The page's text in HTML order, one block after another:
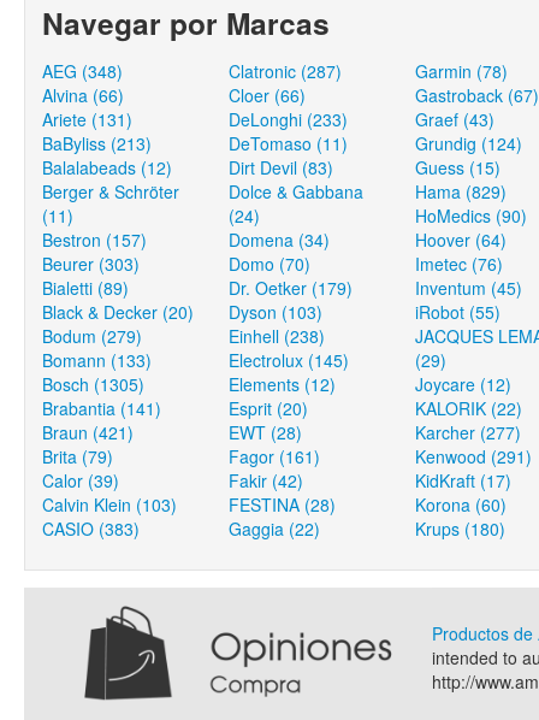
Navegar por Marcas
AEG (348)
Alvina (66)
Ariete (131)
BaByliss (213)
Balalabeads (12)
Berger & Schröter
(11)
Bestron (157)
Beurer (303)
Bialetti (89)
Black & Decker (20)
Bodum (279)
Bomann (133)
Bosch (1305)
Brabantia (141)
Braun (421)
Brita (79)
Calor (39)
Calvin Klein (103)
CASIO (383)
Clatronic (287)
Cloer (66)
DeLonghi (233)
DeTomaso (11)
Dirt Devil (83)
Dolce & Gabbana
(24)
Domena (34)
Domo (70)
Dr. Oetker (179)
Dyson (103)
Einhell (238)
Electrolux (145)
Elements (12)
Esprit (20)
EWT (28)
Fagor (161)
Fakir (42)
FESTINA (28)
Gaggia (22)
Garmin (78)
Gastroback (67)
Graef (43)
Grundig (124)
Guess (15)
Hama (829)
HoMedics (90)
Hoover (64)
Imetec (76)
Inventum (45)
iRobot (55)
JACQUES
(29)
Joycare (12)
KALORIK (22)
Karcher (277)
Kenwood (291)
KidKraft (17)
Korona (60)
Krups (180)
Productos
intended to
http://